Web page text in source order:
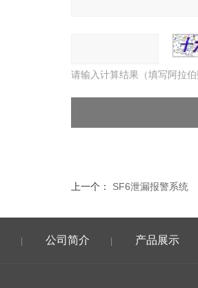
请输入计算结果（填写阿拉
上一个： SF6泄漏报警系统
公司简介 产品展示